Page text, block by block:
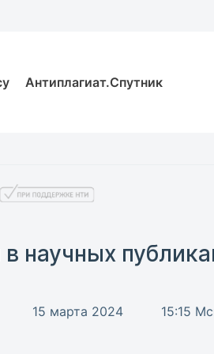
Антиплагиат.Спутник
научных
15 марта 2024 15:15